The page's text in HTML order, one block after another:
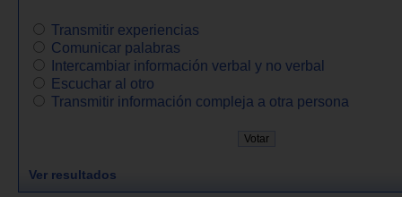
Transmitir experiencias
Comunicar palabras
Intercambiar información verbal y no verbal
Escuchar al otro
Transmitir información compleja a otra persona
Ver resultados